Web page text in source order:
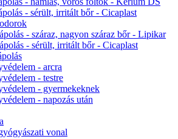
- sérült, irritált bőr - Cicaplast
- száraz, nagyon száraz bőr - Lipikar
- sérült, irritált bőr - Cicaplast
- arcra
- testre
- gyermekeknek
- napozás után
vonal